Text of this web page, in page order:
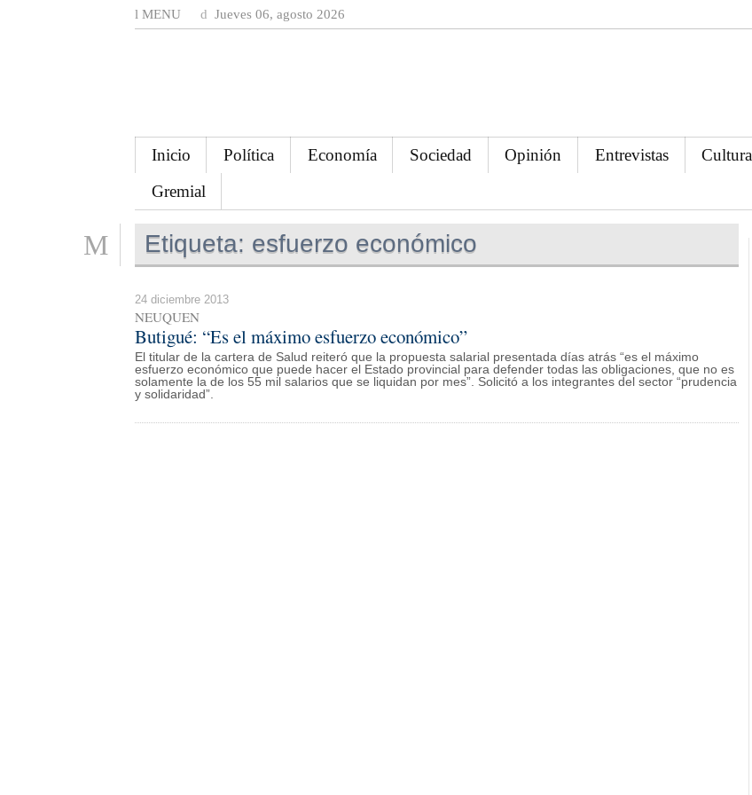
MENU Jueves 06, agosto 2026
Inicio Política Economía Sociedad Opinión Entrevistas Cultura
Gremial
Etiqueta: esfuerzo económico
24 diciembre 2013
NEUQUEN
Butigué: “Es el máximo esfuerzo económico”
El titular de la cartera de Salud reiteró que la propuesta salarial presentada días atrás “es el máximo
esfuerzo económico que puede hacer el Estado provincial para defender todas las obligaciones, que no es
solamente la de los 55 mil salarios que se liquidan por mes”. Solicitó a los integrantes del sector “prudencia
y solidaridad”.